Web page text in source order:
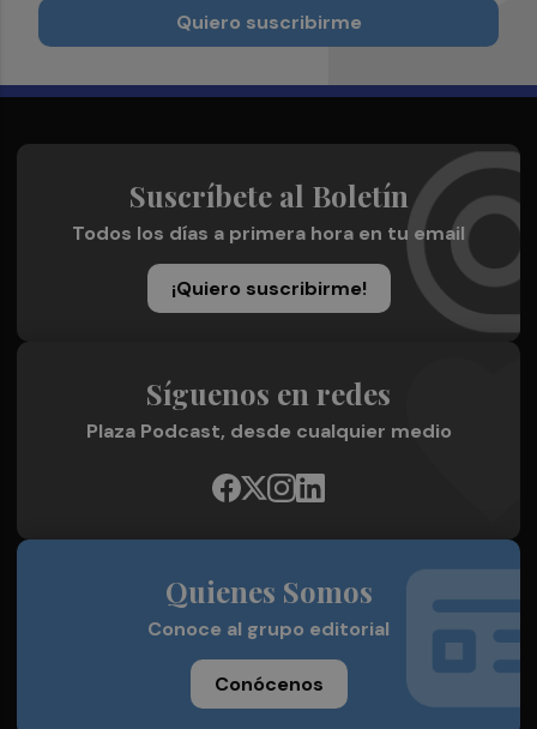
Quiero suscribirme
Suscríbete al Boletín
Todos los días a primera hora en tu email
¡Quiero suscribirme!
Síguenos en redes
Plaza Podcast, desde cualquier medio
Quienes Somos
Conoce al grupo editorial
Conócenos